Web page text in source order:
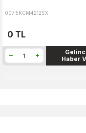
007.5KCM4212SX
0 TL
Haber